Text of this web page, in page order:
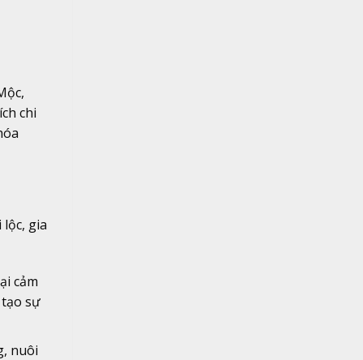
chi
gia
cảm
sự
nuôi